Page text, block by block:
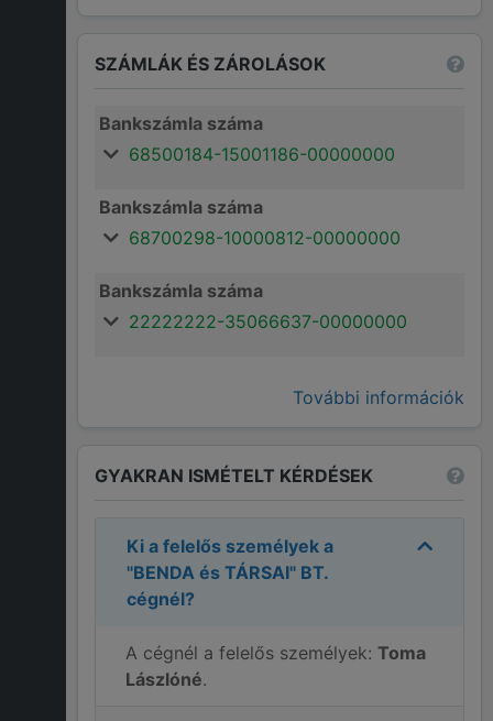
SZÁMLÁK ÉS ZÁROLÁSOK
Bankszámla száma
68500184-15001186-00000000
Bankszámla száma
68700298-10000812-00000000
Bankszámla száma
22222222-35066637-00000000
További információk
GYAKRAN ISMÉTELT KÉRDÉSEK
Ki a felelős személyek a
"BENDA és TÁRSAI" BT.
cégnél?
A cégnél a felelős személyek: Toma
Lászlóné.